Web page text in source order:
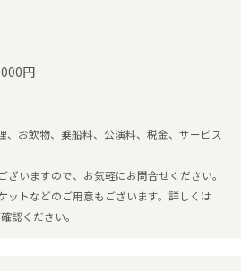
円
お飲物、乗船料、公演料、税金、サービス
いますので、お気軽にお問合せください。
トなどのご用意もございます。詳しくは
認ください。